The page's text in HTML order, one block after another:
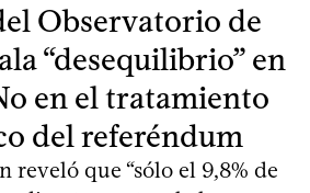
Observatorio de
“desequilibrio” en
en el tratamiento
del referéndum
reveló que “sólo el 9,8% de